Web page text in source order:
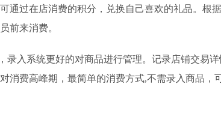
过在店消费的积分，兑换自己喜欢的礼品。根
前来消费。
入系统更好的对商品进行管理。记录店铺交易详
消费高峰期，最简单的消费方式,不需录入商品，